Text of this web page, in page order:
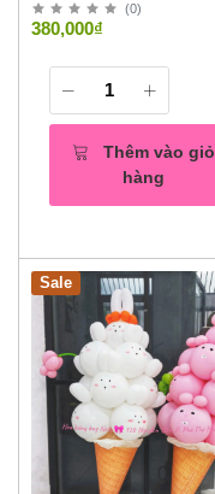
(0)
380,000₫
Thêm vào giỏ
hàng
Sale